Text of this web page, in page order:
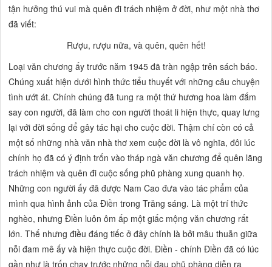
tận hưởng thú vui mà quên đi trách nhiệm ở đời, như một nhà thơ
đã viết:
Rượu, rượu nữa, và quên, quên hết!
Loại văn chương ấy trước năm 1945 đã tràn ngập trên sách báo.
Chúng xuất hiện dưới hình thức tiểu thuyết với những câu chuyện
tình ướt át. Chính chúng đã tung ra một thứ hương hoa làm đắm
say con người, đã làm cho con người thoát li hiện thực, quay lưng
lại với đời sống để gây tác hại cho cuộc đời. Thậm chí còn có cả
mộtsố những nhà văn nhà thơ xem cuộc đời là vô nghĩa, đôi lúc
chính họ đã có ý định trốn vàotháp ngà văn chương để quên lãng
trách nhiệm và quên đi cuộc sống phũ phàng xung quanh họ.
Những con người ấy đã được Nam Cao đưa vào tác phẩm của
mình qua hình ảnh của Điền trongTrăng sáng. Là một trí thức
nghèo, nhưng Điền luôn ôm ấp một giấc mộng văn chương rất
lớn. Thế nhưng điều đáng tiếc ở đây chính là bởi mâu thuẫn giữa
nỗi đam mê ấy và hiện thực cuộc đời. Điền - chính Điền đã có lúc
gần như là trốn chạy trước những nỗi đau phũ phàng diễn ra